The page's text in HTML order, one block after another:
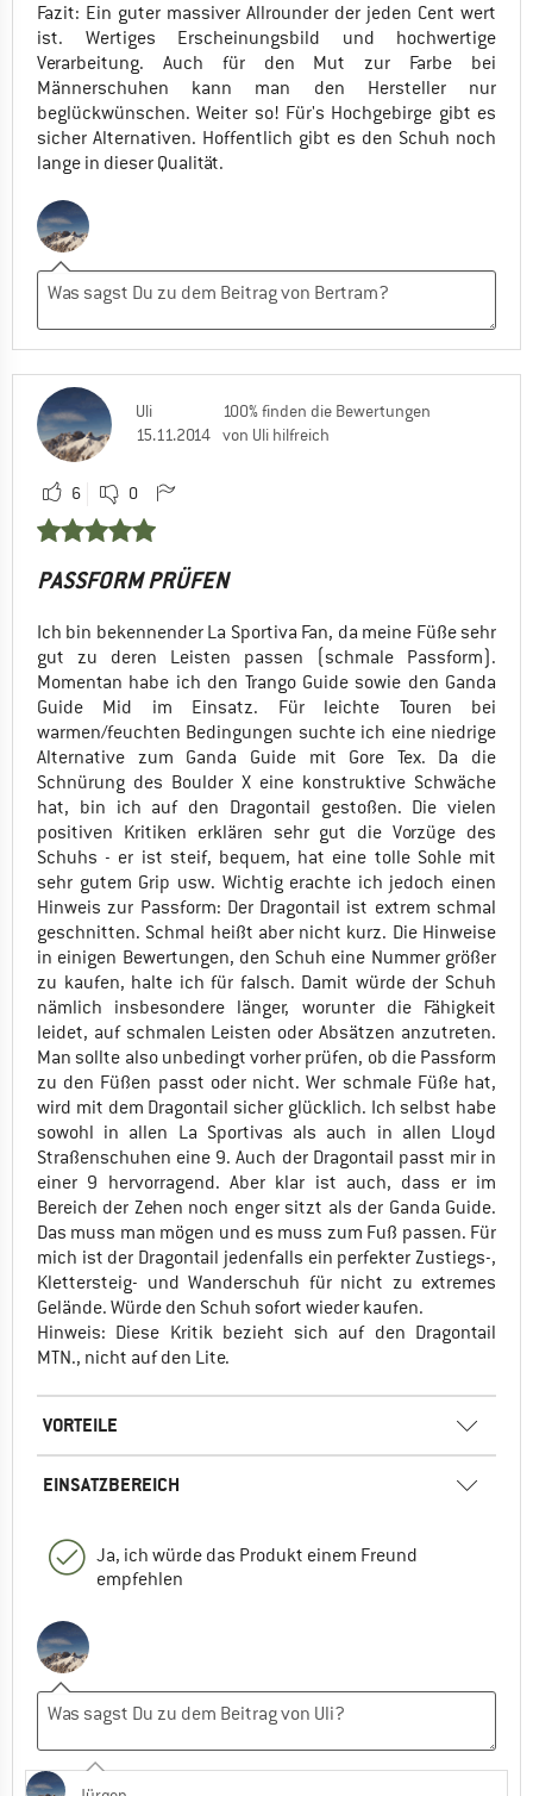
Fazit: Ein guter massiver Allrounder der jeden Cent wert
ist. Wertiges Erscheinungsbild und hochwertige
Verarbeitung. Auch für den Mut zur Farbe bei
Männerschuhen kann man den Hersteller nur
beglückwünschen. Weiter so! Für's Hochgebirge gibt es
sicher Alternativen. Hoffentlich gibt es den Schuh noch
lange in dieser Qualität.
Uli
15.11.2014
100% finden die Bewertungen
von Uli hilfreich
6 0
PASSFORM PRÜFEN
Ich bin bekennender La Sportiva Fan, da meine Füße sehr
gut zu deren Leisten passen (schmale Passform).
Momentan habe ich den Trango Guide sowie den Ganda
Guide Mid im Einsatz. Für leichte Touren bei
warmen/feuchten Bedingungen suchte ich eine niedrige
Alternative zum Ganda Guide mit Gore Tex. Da die
Schnürung des Boulder X eine konstruktive Schwäche
hat, bin ich auf den Dragontail gestoßen. Die vielen
positiven Kritiken erklären sehr gut die Vorzüge des
Schuhs - er ist steif, bequem, hat eine tolle Sohle mit
sehr gutem Grip usw. Wichtig erachte ich jedoch einen
Hinweis zur Passform: Der Dragontail ist extrem schmal
geschnitten. Schmal heißt aber nicht kurz. Die Hinweise
in einigen Bewertungen, den Schuh eine Nummer größer
zu kaufen, halte ich für falsch. Damit würde der Schuh
nämlich insbesondere länger, worunter die Fähigkeit
leidet, auf schmalen Leisten oder Absätzen anzutreten.
Man sollte also unbedingt vorher prüfen, ob die Passform
zu den Füßen passt oder nicht. Wer schmale Füße hat,
wird mit dem Dragontail sicher glücklich. Ich selbst habe
sowohl in allen La Sportivas als auch in allen Lloyd
Straßenschuhen eine 9. Auch der Dragontail passt mir in
einer 9 hervorragend. Aber klar ist auch, dass er im
Bereich der Zehen noch enger sitzt als der Ganda Guide.
Das muss man mögen und es muss zum Fuß passen. Für
mich ist der Dragontail jedenfalls ein perfekter Zustiegs-,
Klettersteig- und Wanderschuh für nicht zu extremes
Gelände. Würde den Schuh sofort wieder kaufen.
Hinweis: Diese Kritik bezieht sich auf den Dragontail
MTN., nicht auf den Lite.
VORTEILE
EINSATZBEREICH
Ja, ich würde das Produkt einem Freund
empfehlen